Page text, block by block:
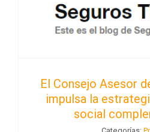
El Consejo Asesor
impulsa la
social